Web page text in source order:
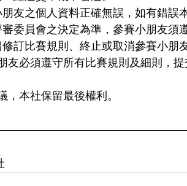
友之個人資料正確無誤，如有錯誤
委員會之決定為準，參賽小朋友須
訂比賽規則、終止或取消參賽小朋
友必須遵守所有比賽規則及細則，
，本社保留最後權利。